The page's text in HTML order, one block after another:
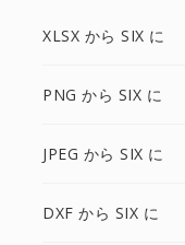
XLSX から SIX に
PNG から SIX に
JPEG から SIX に
DXF から SIX に